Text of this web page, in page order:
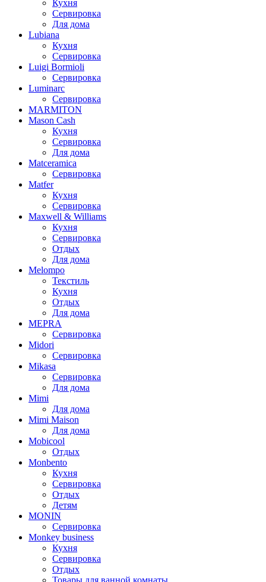
Кухня
Сервировка
Для дома
Lubiana
Кухня
Сервировка
Luigi Bormioli
Сервировка
Luminarc
Сервировка
MARMITON
Mason Cash
Кухня
Сервировка
Для дома
Matceramica
Сервировка
Matfer
Кухня
Сервировка
Maxwell & Williams
Кухня
Сервировка
Отдых
Для дома
Melompo
Текстиль
Кухня
Отдых
Для дома
MEPRA
Сервировка
Midori
Сервировка
Mikasa
Сервировка
Для дома
Mimi
Для дома
Mimi Maison
Для дома
Mobicool
Отдых
Monbento
Кухня
Сервировка
Отдых
Детям
MONIN
Сервировка
Monkey business
Кухня
Сервировка
Отдых